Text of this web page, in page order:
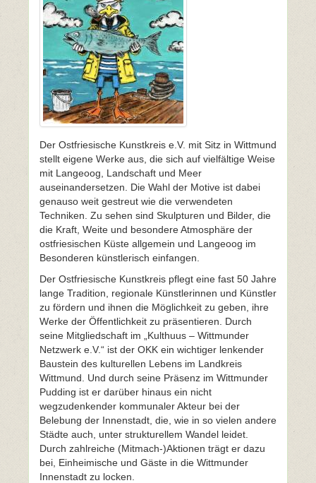
Der Ostfriesische Kunstkreis e.V. mit Sitz in Wittmund
stellt eigene Werke aus, die sich auf vielfältige Weise
mit Langeoog, Landschaft und Meer
auseinandersetzen. Die Wahl der Motive ist dabei
genauso weit gestreut wie die verwendeten
Techniken. Zu sehen sind Skulpturen und Bilder, die
die Kraft, Weite und besondere Atmosphäre der
ostfriesischen Küste allgemein und Langeoog im
Besonderen künstlerisch einfangen.
Der Ostfriesische Kunstkreis pflegt eine fast 50 Jahre
lange Tradition, regionale Künstlerinnen und Künstler
zu fördern und ihnen die Möglichkeit zu geben, ihre
Werke der Öffentlichkeit zu präsentieren. Durch
seine Mitgliedschaft im „Kulthuus – Wittmunder
Netzwerk e.V.“ ist der OKK ein wichtiger lenkender
Baustein des kulturellen Lebens im Landkreis
Wittmund. Und durch seine Präsenz im Wittmunder
Pudding ist er darüber hinaus ein nicht
wegzudenkender kommunaler Akteur bei der
Belebung der Innenstadt, die, wie in so vielen andere
Städte auch, unter strukturellem Wandel leidet.
Durch zahlreiche (Mitmach-)Aktionen trägt er dazu
bei, Einheimische und Gäste in die Wittmunder
Innenstadt zu locken.